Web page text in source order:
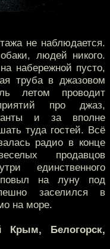
не наблюдается.
людей никого.
набережной пусто,
труба в джазовом
летом проводит
про джаз,
и за вполне
туда гостей. Всё
радио в конце
продавцов
единственного
повыл на луну под
заселился в
на море.
Крым, Белогорск,